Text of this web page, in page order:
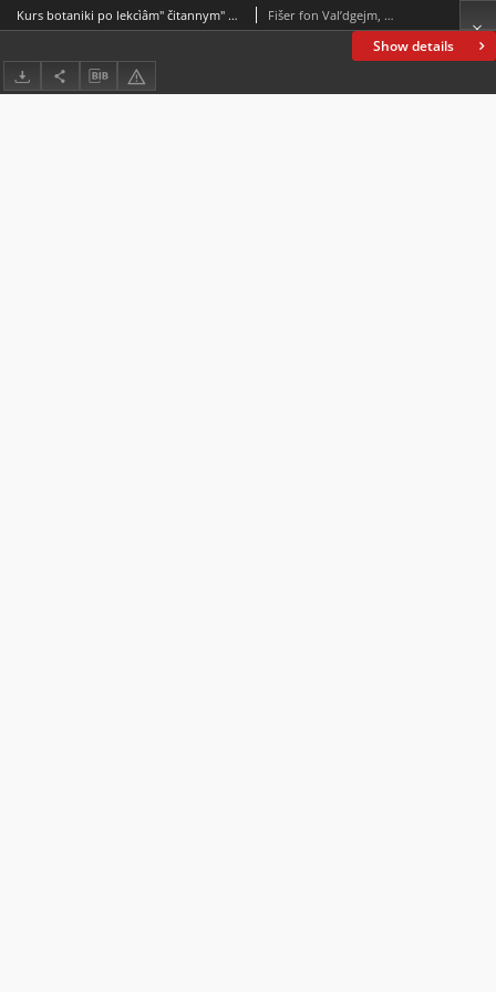
Show details
Kurs botaniki po lekcìâm" čitannym" medikam", farmacevtam" i estestvennikam" sovmestno. Otdel" 1, Vvedenìe, organograìâ i morfologìâ semânnyh" rastenìj Fišer fon Val’dgejm, Aleksandr Aleksandrovič (1839- )